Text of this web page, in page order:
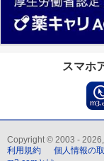
スマホ
Copyright © 2003 -
利用規約
個人情報の